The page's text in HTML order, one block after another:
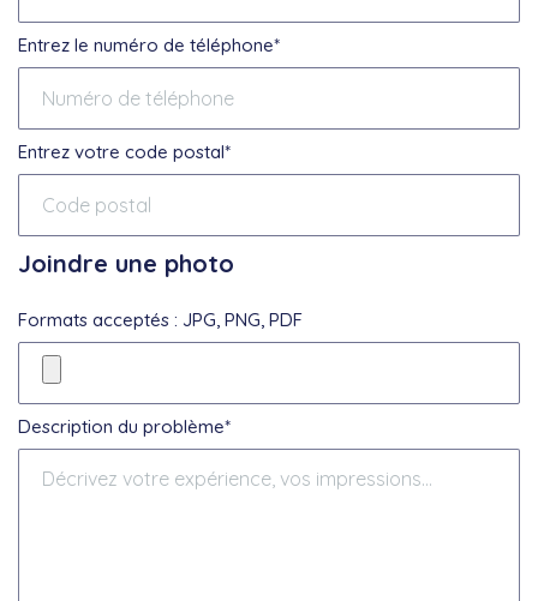
Entrez le numéro de téléphone*
Entrez votre code postal*
Joindre une photo
Formats acceptés : JPG, PNG, PDF
Description du problème*